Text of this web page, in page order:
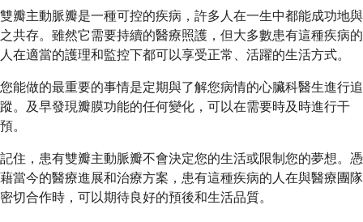
雙瓣主動脈瓣是一種可控的疾病，許多人在一生中都能成功地與
之共存。雖然它需要持續的醫療照護，但大多數患有這種疾病的
人在適當的護理和監控下都可以享受正常、活躍的生活方式。
您能做的最重要的事情是定期與了解您病情的心臟科醫生進行追
蹤。及早發現瓣膜功能的任何變化，可以在需要時及時進行干
預。
記住，患有雙瓣主動脈瓣不會決定您的生活或限制您的夢想。憑
藉當今的醫療進展和治療方案，患有這種疾病的人在與醫療團隊
密切合作時，可以期待良好的預後和生活品質。